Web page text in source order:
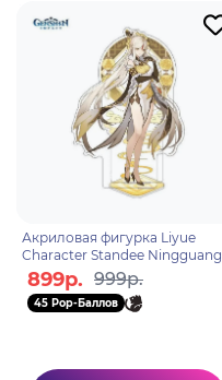
Акриловая фигурка Liyue
Character Standee Ningguang
6972957483028
899р. 999р.
45 Pop-Баллов